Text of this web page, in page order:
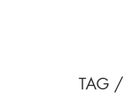
TAG /